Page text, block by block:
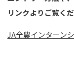
リンクよりご覧く
JA全農インターン